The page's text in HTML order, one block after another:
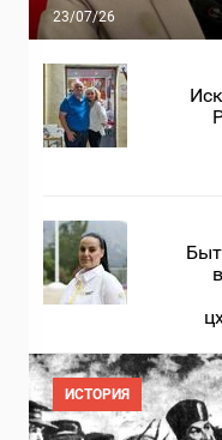
23/07/26
ИСТОРИЯ